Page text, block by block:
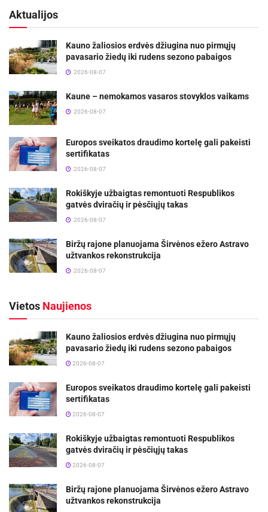
Aktualijos
Kauno žaliosios erdvės džiugina nuo pirmųjų
pavasario žiedų iki rudens sezono pabaigos
2026-08-07
Kaune – nemokamos vasaros stovyklos vaikams
2026-08-07
Europos sveikatos draudimo kortelę gali pakeisti
sertifikatas
2026-08-07
Rokiškyje užbaigtas remontuoti Respublikos
gatvės dviračių ir pėsčiųjų takas
2026-08-07
Biržų rajone planuojama Širvėnos ežero Astravo
užtvankos rekonstrukcija
2026-08-07
Vietos Naujienos
Kauno žaliosios erdvės džiugina nuo pirmųjų
pavasario žiedų iki rudens sezono pabaigos
2026-08-07
Europos sveikatos draudimo kortelę gali pakeisti
sertifikatas
2026-08-07
Rokiškyje užbaigtas remontuoti Respublikos
gatvės dviračių ir pėsčiųjų takas
2026-08-07
Biržų rajone planuojama Širvėnos ežero Astravo
užtvankos rekonstrukcija